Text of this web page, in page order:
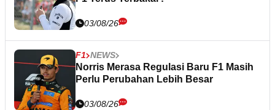
03/08/26
F1 NEWS
Norris Merasa Regulasi Baru F1 Masih
Perlu Perubahan Lebih Besar
03/08/26